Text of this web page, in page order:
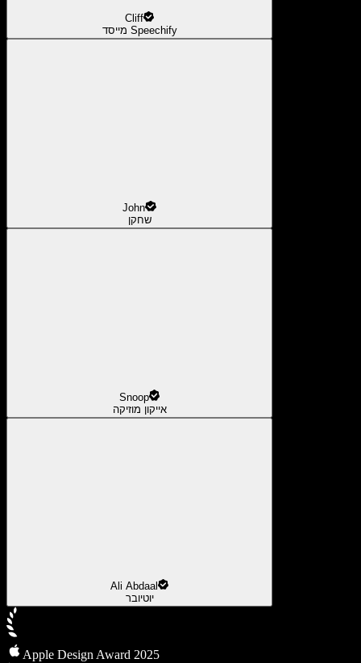
Cliff
מייסד Speechify
John
שחקן
Snoop
אייקון מוזיקה
Ali Abdaal
יוטיובר
Apple Design Award 2025